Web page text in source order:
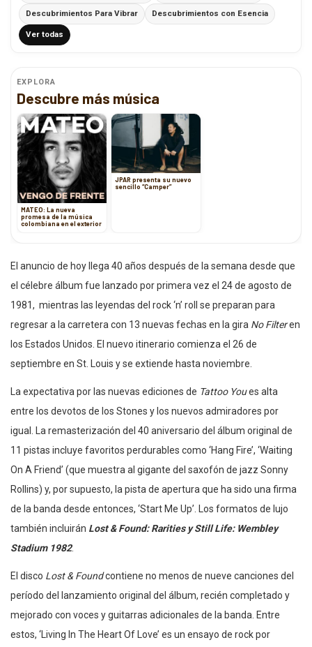
Descubrimientos Para Vibrar Descubrimientos con Esencia
Ver todas
EXPLORA
Descubre más música
MATEO: La nueva
promesa de la música
colombiana en el exterior
JPAR presenta su nuevo
sencillo “Camper”
El anuncio de hoy llega 40 años después de la semana desde que
el célebre álbum fue lanzado por primera vez el 24 de agosto de
1981, mientras las leyendas del rock ‘n’ roll se preparan para
regresar a la carretera con 13 nuevas fechas en la gira No Filteren
los Estados Unidos. El nuevo itinerario comienza el 26 de
septiembre en St. Louis y se extiende hasta noviembre.
La expectativa por las nuevas ediciones de Tattoo Youes alta
entre los devotos de los Stones y los nuevos admiradores por
igual. La remasterización del 40 aniversario del álbum original de
11 pistas incluye favoritos perdurables como ‘Hang Fire’, ‘Waiting
On A Friend’ (que muestra al gigante del saxofón de jazz Sonny
Rollins) y, por supuesto, la pista de apertura que ha sido una firma
de la banda desde entonces, ‘Start Me Up’. Los formatos de lujo
también incluirán Lost & Found: Rarities y Still Life: Wembley
Stadium 1982.
El disco Lost & Foundcontiene no menos de nueve canciones del
período del lanzamiento original del álbum, recién completado y
mejorado con voces y guitarras adicionales de la banda. Entre
estos, ‘Living In The Heart Of Love’ es un ensayo de rock por